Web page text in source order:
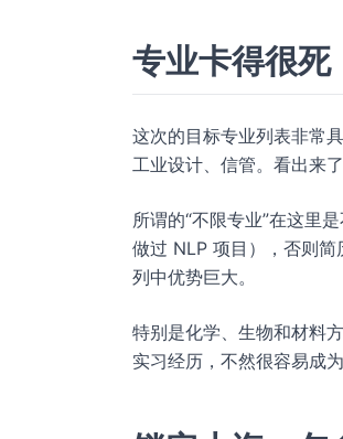
专业卡得很死
这次的目标专业列表非常
工业设计、信管。看出来
所谓的“不限专业”在这里
做过 NLP 项目），否则
列中优势巨大。
特别是化学、生物和材料
实习经历，不然很容易成为